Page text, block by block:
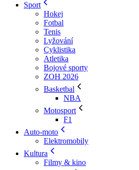
Sport
Hokej
Fotbal
Tenis
Lyžování
Cyklistika
Atletika
Bojové sporty
ZOH 2026
Basketbal
NBA
Motosport
F1
Auto-moto
Elektromobily
Kultura
Filmy & kino